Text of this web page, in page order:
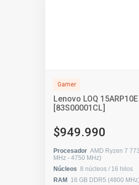
Gamer
Lenovo LOQ 15ARP10E
[83S00001CL]
$949.990
Procesador AMD Ryzen 7
MHz - 4750 MHz)
Núcleos
8 núcleos / 16 hilos
RAM 16 GB DDR5 (4800